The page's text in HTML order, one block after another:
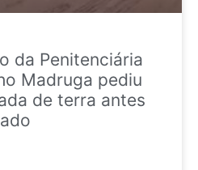
da Penitenciária
Madruga pediu
de terra antes